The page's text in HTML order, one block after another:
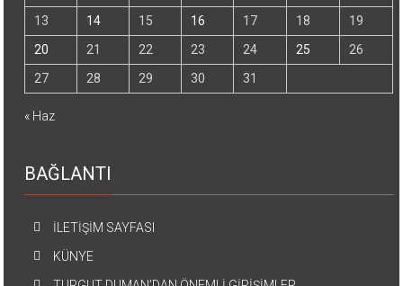
13
14 15 16 17 18
19
20
21 22 23 24 25
26
27
28 29 30 31
« Haz
BAĞLANTI
İLETİŞİM SAYFASI
KÜNYE